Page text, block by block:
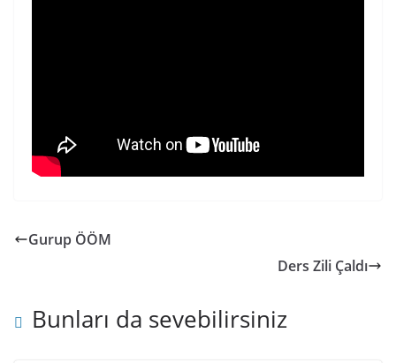
Gurup ÖÖM
Ders Zili Çaldı
Bunları da sevebilirsiniz